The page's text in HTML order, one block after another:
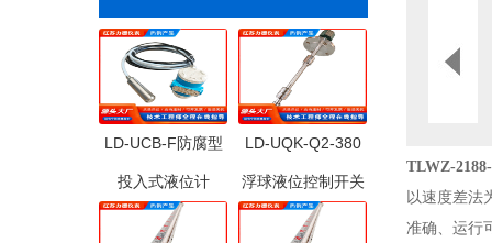
LD-UCB-F防腐型
投入式液位计
LD-UQK-Q2-380
浮球液位控制开关
TLWZ-
以速度差法
准确、运行